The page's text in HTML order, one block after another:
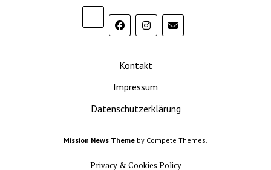
Kontakt
Impressum
Datenschutzerklärung
Mission News Theme by Compete Themes.
Privacy & Cookies Policy